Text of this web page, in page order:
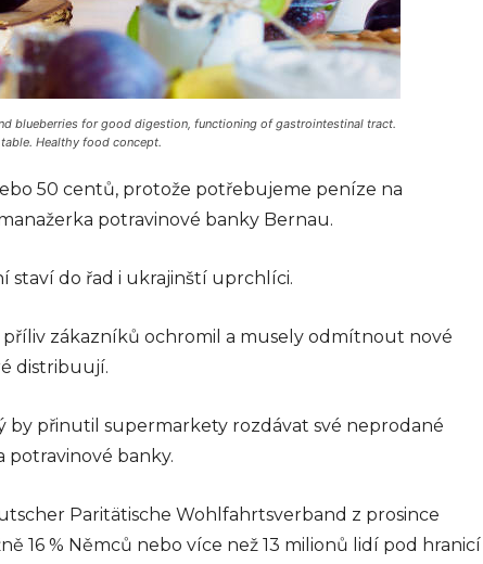
blueberries for good digestion, functioning of gastrointestinal tract.
Healthy food concept.
50 centů, protože potřebujeme peníze na
potravinové banky Bernau.
staví do řad i ukrajinští uprchlíci.
zákazníků ochromil a musely odmítnout nové
distribuují.
by přinutil supermarkety rozdávat své neprodané
potravinové banky.
Paritätische Wohlfahrtsverband z prosince
16 % Němců nebo více než 13 milionů lidí pod hranicí